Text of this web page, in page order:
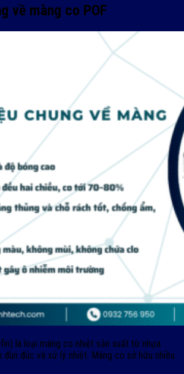
về màng co POF
là loại màng co nhiệt sản xuất từ nhựa
đúc và xử lý nhiệt. Màng co sở hữu nhiều